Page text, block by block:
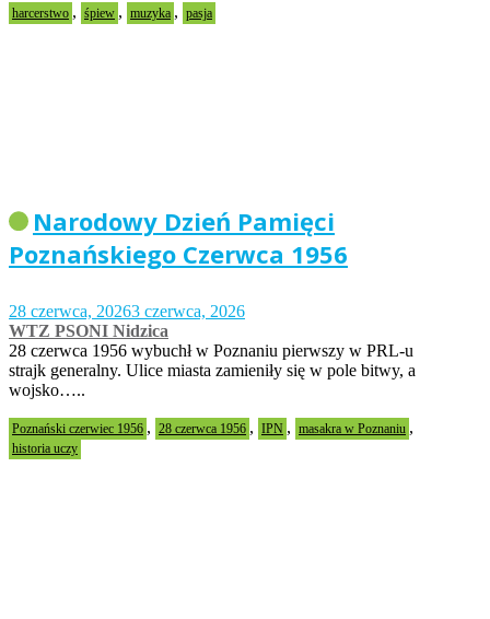
harcerstwo , śpiew , muzyka , pasja
Narodowy Dzień Pamięci
Poznańskiego Czerwca 1956
28 czerwca, 20263 czerwca, 2026
WTZ PSONI Nidzica
28 czerwca 1956 wybuchł w Poznaniu pierwszy w PRL-u
strajk generalny. Ulice miasta zamieniły się w pole bitwy, a
wojsko…..
Poznański czerwiec 1956 , 28 czerwca 1956 , IPN , masakra w Poznaniu ,
historia uczy